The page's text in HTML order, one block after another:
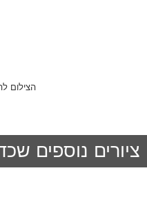
הצילום
ציורים נוספים